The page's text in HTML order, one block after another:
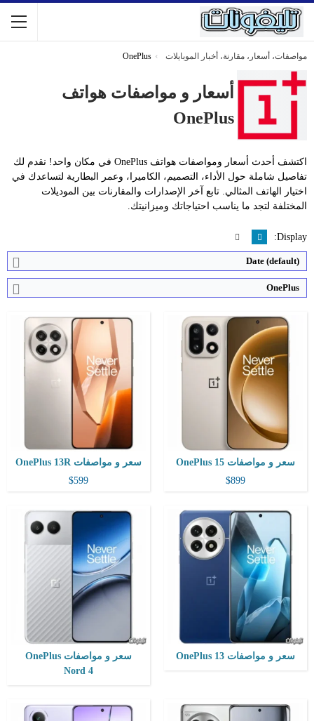
مواصفات، أسعار، مقارنة، أخبار الموبايلات OnePlus
أسعار و مواصفات هواتف
OnePlus
اكتشف أحدث أسعار ومواصفات هواتف OnePlus في مكان واحد! نقدم لك
تفاصيل شاملة حول الأداء، التصميم، الكاميرا، وعمر البطارية لتساعدك في
اختيار الهاتف المثالي. تابع آخر الإصدارات والمقارنات بين الموديلات
المختلفة لتجد ما يناسب احتياجاتك وميزانيتك.
Display:
Date (default)
OnePlus
سعر و مواصفات OnePlus 15
$899
التخزين / الرام:لذاكرة 256 أو 512 جيجابايت أو 1 تيرابايت - الرام12 أو 16 جيجابايت
الكاميرا:50 + 50 + 50 ميجابكسل
الشاشة:6.78 بوصة - 165 هرتز - LTPO AMOLED
نظام التشغيل:
View Details ←
سعر و مواصفات OnePlus 13R
$599
التخزين / الرام: 256 أو 512 جيجابايت - الرام12 أو 16 جيجابايت
الكاميرا:
الشاشة:
6.78 بوصة - 120 هرتز - LTPO AMOLED
نظام التشغيل:
سعر و مواصفات OnePlus 13
المعالج:
التخزين / الرام:256 أو 512 جيجابايت أو 1 تيرابايت /الرام12 أو 16 أو 24 جيجابايت
الشاشة:6.82 بوصة - 120 هرتز - LTPO AMOLED
نظام التشغيل: اندرويد 15 واجهة المستخدم OxygenOS 15
البطارية:6000 مللي أمبير - 100 واط
View Details ←
سعر و مواصفات OnePlus
Nord 4
المعالج: سنابدراجون 7+ الجيل الثالث
التخزين / الرام:
الكاميرا:50 + 8 ميجابكسل
الشاشة:
نظام التشغيل:
اندرويد 14 /واجهة المستخدم OxygenOS 14.1
البطارية:
View Details ←
المعالج:
سنابدراجون 8 الجيل الثالث
التخزين / الرام:256 أو 512 جيجابايت أو 1 تيرابايت /الرام12 أو 16 أو 24 جيجابايت
الكاميرا:50 + 8 + 2 ميجابكسل
الشاشة:
6.78 بوصة - 120 هرتز - LTPO AMOLED
نظام التشغيل:اندرويد 14/ واجهة المستخدم ColorOS 14
البطارية:6100 مللي أمبير - 100 واط
View Details ←
المعالج:Snapdragon 7+ Gen 3
التخزين / الرام:256 أو 512 جيجابايت /الرام12 أو 16 جيجابايت
الكاميرا:50 + 8 ميجابكسل
الشاشة:6.74 بوصة - 120 هرتز - AMOLED
نظام التشغيل:Android 14